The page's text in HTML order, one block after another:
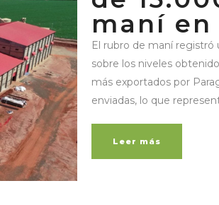
maní en
El rubro de maní
sobre los niveles
más exportados por
enviadas, lo que
Leer más